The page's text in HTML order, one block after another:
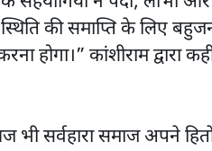
की समाप्ति के लिए
होगा।” कांशीराम
भी सर्वहारा समाज अपने